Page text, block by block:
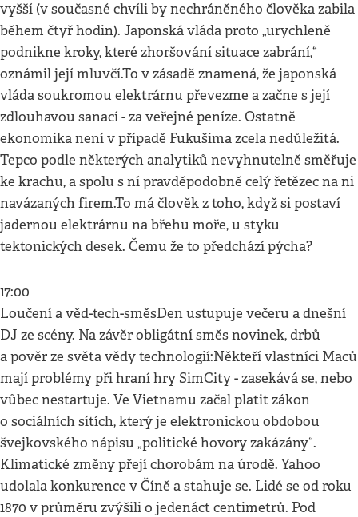
vyšší (v současné chvíli by nechráněného člověka zabila
během čtyř hodin). Japonská vláda proto „urychleně
podnikne kroky, které zhoršování situace zabrání,“
oznámil její mluvčí.To v zásadě znamená, že japonská
vláda soukromou elektrárnu převezme a začne s její
zdlouhavou sanací - za veřejné peníze. Ostatně
ekonomika není v případě Fukušima zcela nedůležitá.
Tepco podle některých analytiků nevyhnutelně směřuje
ke krachu, a spolu s ní pravděpodobně celý řetězec na ni
navázaných firem.To má člověk z toho, když si postaví
jadernou elektrárnu na břehu moře, u styku
tektonických desek. Čemu že to předchází pýcha?
17:00
Loučení a věd-tech-směsDen ustupuje večeru a dnešní
DJ ze scény. Na závěr obligátní směs novinek, drbů
a pověr ze světa vědy technologií:Někteří vlastníci Maců
mají problémy při hraní hry SimCity - zasekává se, nebo
vůbec nestartuje. Ve Vietnamu začal platit zákon
o sociálních sítích, který je elektronickou obdobou
švejkovského nápisu „politické hovory zakázány“.
Klimatické změny přejí chorobám na úrodě. Yahoo
udolala konkurence v Číně a stahuje se. Lidé se od roku
1870 v průměru zvýšili o jedenáct centimetrů. Pod